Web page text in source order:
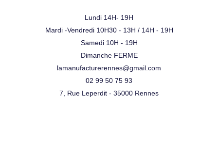
Lundi 14H- 19H
Mardi -Vendredi 10H30 - 13H / 14H - 19H
Samedi 10H - 19H
Dimanche FERME
lamanufacturerennes@gmail.com
02 99 50 75 93
7, Rue Leperdit - 35000 Rennes